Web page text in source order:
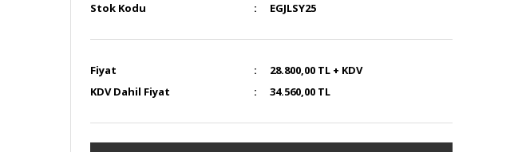
Stok Kodu
EGJLSY25
Fiyat
28.800,00 TL + KDV
KDV Dahil Fiyat
34.560,00 TL